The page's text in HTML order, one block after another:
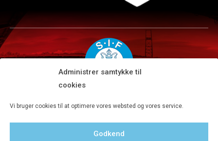
Administrer samtykke til
cookies
Vi bruger cookies til at optimere vores websted og vores service.
Godkend
Tlf 8680 4477 · Fax 8680 4647 · Kontortid man-fre kl. 9-15